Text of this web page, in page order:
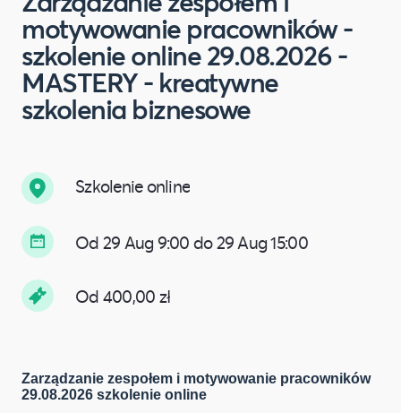
motywowanie pracowników -
szkolenie online 29.08.2026 -
MASTERY - kreatywne
szkolenia biznesowe
Szkolenie online
Od 29 Aug 9:00 do 29 Aug 15:00
Od 400,00 zł
Zarządzanie zespołem i motywowanie pracowników
29.08.2026 szkolenie online